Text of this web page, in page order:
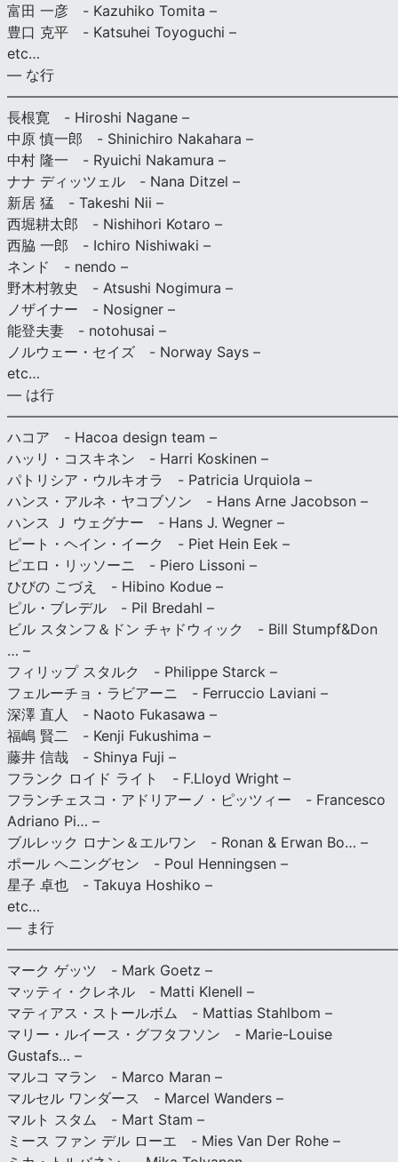
富田 一彦 - Kazuhiko Tomita –
豊口 克平 - Katsuhei Toyoguchi –
etc…
— な行
長根寛 - Hiroshi Nagane –
中原 慎一郎 - Shinichiro Nakahara –
中村 隆一 - Ryuichi Nakamura –
ナナ ディッツェル - Nana Ditzel –
新居 猛 - Takeshi Nii –
西堀耕太郎 - Nishihori Kotaro –
西脇 一郎 - Ichiro Nishiwaki –
ネンド - nendo –
野木村敦史 - Atsushi Nogimura –
ノザイナー - Nosigner –
能登夫妻 - notohusai –
ノルウェー・セイズ - Norway Says –
etc…
— は行
ハコア - Hacoa design team –
ハッリ・コスキネン - Harri Koskinen –
パトリシア・ウルキオラ - Patricia Urquiola –
ハンス・アルネ・ヤコブソン - Hans Arne Jacobson –
ハンス Ｊ ウェグナー - Hans J. Wegner –
ピート・ヘイン・イーク - Piet Hein Eek –
ピエロ・リッソーニ - Piero Lissoni –
ひびの こづえ - Hibino Kodue –
ピル・ブレデル - Pil Bredahl –
ビル スタンフ＆ドン チャドウィック - Bill Stumpf&Don
… –
フィリップ スタルク - Philippe Starck –
フェルーチョ・ラビアーニ - Ferruccio Laviani –
深澤 直人 - Naoto Fukasawa –
福嶋 賢二 - Kenji Fukushima –
藤井 信哉 - Shinya Fuji –
フランク ロイド ライト - F.Lloyd Wright –
フランチェスコ・アドリアーノ・ピッツィー - Francesco
Adriano Pi… –
ブルレック ロナン＆エルワン - Ronan & Erwan Bo… –
ポール ヘニングセン - Poul Henningsen –
星子 卓也 - Takuya Hoshiko –
etc…
— ま行
マーク ゲッツ - Mark Goetz –
マッティ・クレネル - Matti Klenell –
マティアス・ストールボム - Mattias Stahlbom –
マリー・ルイース・グフタフソン - Marie-Louise
Gustafs… –
マルコ マラン - Marco Maran –
マルセル ワンダース - Marcel Wanders –
マルト スタム - Mart Stam –
ミース ファン デル ローエ - Mies Van Der Rohe –